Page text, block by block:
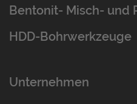
Bentonit- Misch- und
HDD-Bohrwerkzeuge
Unternehmen